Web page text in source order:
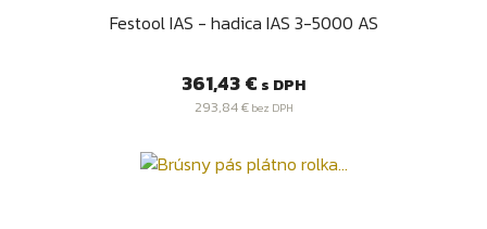
Festool IAS - hadica IAS 3-5000 AS
Cena
361,43 € s DPH
293,84 €bez DPH